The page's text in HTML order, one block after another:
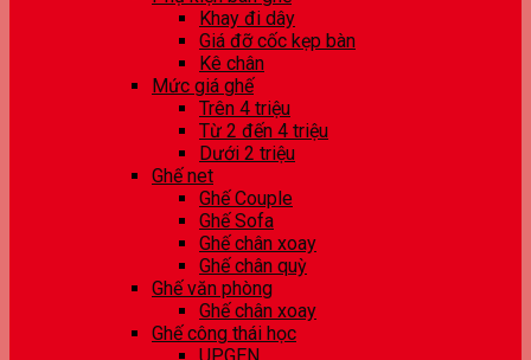
Khay đi dây
Giá đỡ cốc kẹp bàn
Kê chân
Mức giá ghế
Trên 4 triệu
Từ 2 đến 4 triệu
Dưới 2 triệu
Ghế net
Ghế Couple
Ghế Sofa
Ghế chân xoay
Ghế chân quỳ
Ghế văn phòng
Ghế chân xoay
Ghế công thái học